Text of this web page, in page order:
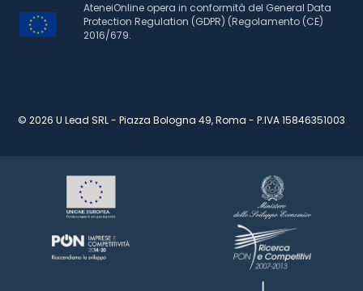
AteneiOnline opera in conformità del General Data
Protection Regulation (GDPR) (Regolamento (CE)
2016/679.
© 2026 U Lead SRL - Piazza Bologna 49, Roma - P.IVA 15846351003